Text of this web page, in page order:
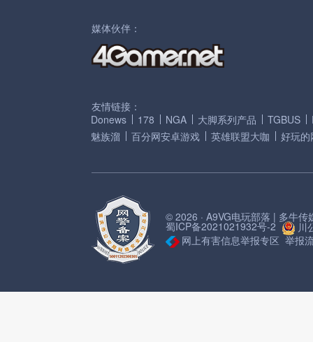
媒体伙伴：
友情链接：
Donews
178 NGA 大脚系列产品 TGBUS
魅族溜
百分网安卓游戏 英雄联盟大咖 好玩的
© 2026 · A9VG电玩部落 | 多牛传
蜀ICP备2021021932号-2
川
网上有害信息举报专区 举报